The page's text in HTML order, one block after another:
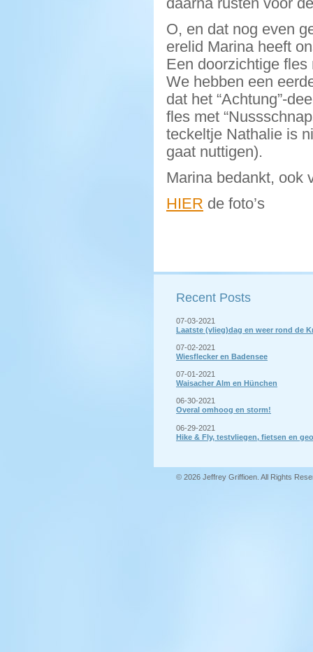
O, en dat nog even
erelid Marina heeft
Een doorzichtige fles
We hebben een
dat het “Achtung”-
fles met
teckeltje Nathalie is
gaat nuttigen).
Marina bedankt, ook
HIER de foto’s
Recent Posts
07-03-2021
Laatste (vlieg)dag en weer rond de
07-02-2021
Wiesflecker en Badensee
07-01-2021
Waisacher Alm en Hünchen
06-30-2021
Overal omhoog en storm!
06-29-2021
Hike & Fly, testvliegen, fietsen en
© 2026 Jeffrey Griffioen. All Rights